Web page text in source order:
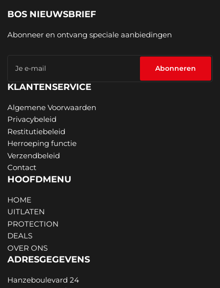
BOS NIEUWSBRIEF
Abonneer en ontvang speciale aanbiedingen
Abonneren
KLANTENSERVICE
Algemene Voorwaarden
Privacybeleid
Restitutiebeleid
Herroeping functie
Verzendbeleid
Contact
HOOFDMENU
HOME
UITLATEN
PROTECTION
DEALS
OVER ONS
ADRESGEGEVENS
Hanzeboulevard 24